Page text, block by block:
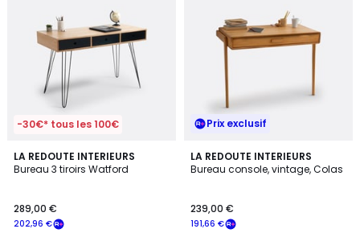
-30€* tous les 100€
LA REDOUTE INTERIEURS
Bureau 3 tiroirs Watford
202,96 €
289,00 €
4,3
/ 5
Prix exclusif
LA REDOUTE INTERIEURS
Bureau console, vintage, Colas
191,66 €
239,00 €
4,3
/ 5